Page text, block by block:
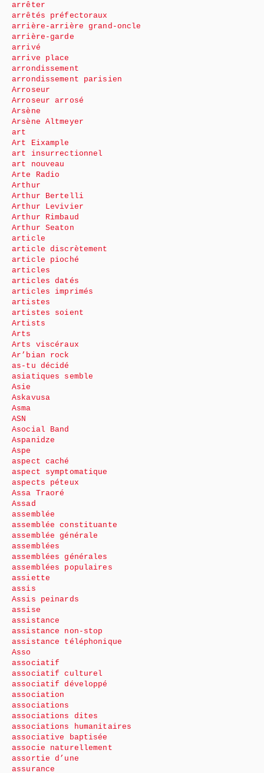
arrêter
arrêtés préfectoraux
arrière-arrière grand-oncle
arrière-garde
arrivé
arrive place
arrondissement
arrondissement parisien
Arroseur
Arroseur arrosé
Arsène
Arsène Altmeyer
art
Art Eixample
art insurrectionnel
art nouveau
Arte Radio
Arthur
Arthur Bertelli
Arthur Levivier
Arthur Rimbaud
Arthur Seaton
article
article discrètement
article pioché
articles
articles datés
articles imprimés
artistes
artistes soient
Artists
Arts
Arts viscéraux
Ar’bian rock
as-tu décidé
asiatiques semble
Asie
Askavusa
Asma
ASN
Asocial Band
Aspanidze
Aspe
aspect caché
aspect symptomatique
aspects péteux
Assa Traoré
Assad
assemblée
assemblée constituante
assemblée générale
assemblées
assemblées générales
assemblées populaires
assiette
assis
Assis peinards
assise
assistance
assistance non-stop
assistance téléphonique
Asso
associatif
associatif culturel
associatif développé
association
associations
associations dites
associations humanitaires
associative baptisée
associe naturellement
assortie d’une
assurance